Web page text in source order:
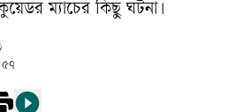
ম্যাচের কিছু ঘটনা।